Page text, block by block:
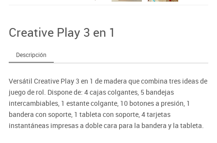
Creative Play 3 en 1
Descripción
Versátil Creative Play 3 en 1 de madera que combina tres ideas de
juego de rol. Dispone de: 4 cajas colgantes, 5 bandejas
intercambiables, 1 estante colgante, 10 botones a presión, 1
bandera con soporte, 1 tableta con soporte, 4 tarjetas
instantáneas impresas a doble cara para la bandera y la tableta.